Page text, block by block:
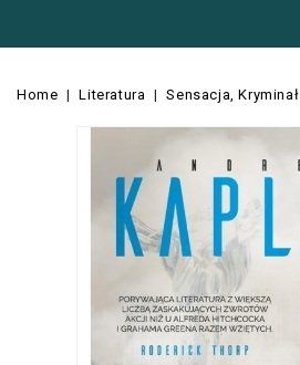
Home Literatura Sensacja, Kryminał